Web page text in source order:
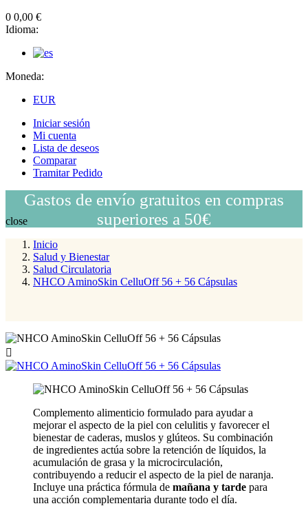
0 0,00 €
Idioma:
Moneda:
EUR
Iniciar sesión
Mi cuenta
Lista de deseos
Comparar
Tramitar Pedido
Gastos de envío gratuitos en compras
superiores a 50€
close
Inicio
Salud y Bienestar
Salud Circulatoria
NHCO AminoSkin CelluOff 56 + 56 Cápsulas

Complemento alimenticio formulado para ayudar a
mejorar el aspecto de la piel con celulitis y favorecer el
bienestar de caderas, muslos y glúteos. Su combinación
de ingredientes actúa sobre la retención de líquidos, la
acumulación de grasa y la microcirculación,
contribuyendo a reducir el aspecto de la piel de naranja.
Incluye una práctica fórmula de mañana y tarde para
una acción complementaria durante todo el día.